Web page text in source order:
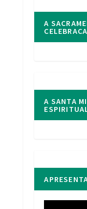
A
A SANTA